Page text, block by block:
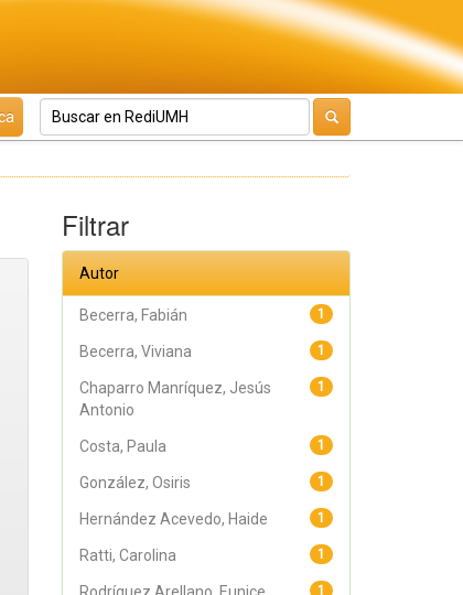
Filtrar
Autor
1
Becerra, Fabián
1
Becerra, Viviana
1
Chaparro Manríquez, Jesús
Antonio
1
Costa, Paula
1
González, Osiris
1
Hernández Acevedo, Haide
1
Ratti, Carolina
1